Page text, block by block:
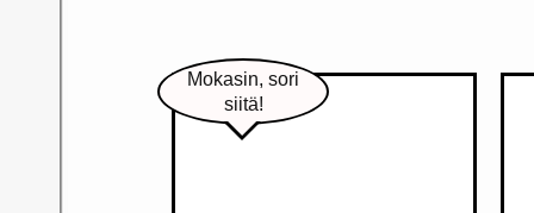
Mokasin, sori
siitä!